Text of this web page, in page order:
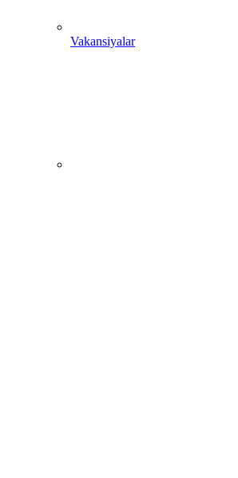
Vakansiyalar